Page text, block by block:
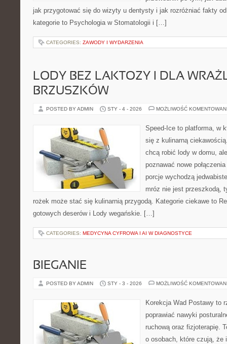
jak przygotować się do wizyty u dentysty i jak rozróżniać fakty od
kategorie to Psychologia w Stomatologii i […]
CATEGORIES: ZAWODY I WYDARZENIA
LODY BEZ LAKTOZY I DLA
BRZUSZKÓW
POSTED BY ADMIN STY - 4 - 2026 MOŻLIWOŚĆ
Speed-Ice to platforma, w
się z kulinarną
chcą robić lody w domu,
poznawać nowe
porcje wychodzą
mróz nie jest przeszkodą,
rożek może stać się kulinarnią przygodą. Kategorie ciekawe to
gotowych deserów i Lody wegańskie. […]
CATEGORIES: MEDYCYNA CYFROWA I AI W DIAGNOSTYCE
BIEGANIE
POSTED BY ADMIN STY - 3 - 2026 MOŻLIWOŚĆ
Korekcja Wad Postawy to
poprawiać nawyki
ruchową oraz fizjoterapię.
o osobach, które czują, że